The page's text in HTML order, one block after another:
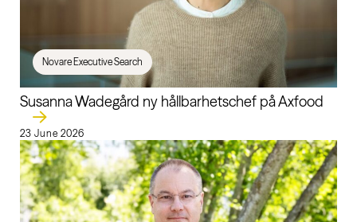
Novare Executive Search
Susanna Wadegård ny hållbarhetschef på Axfood
23 June 2026